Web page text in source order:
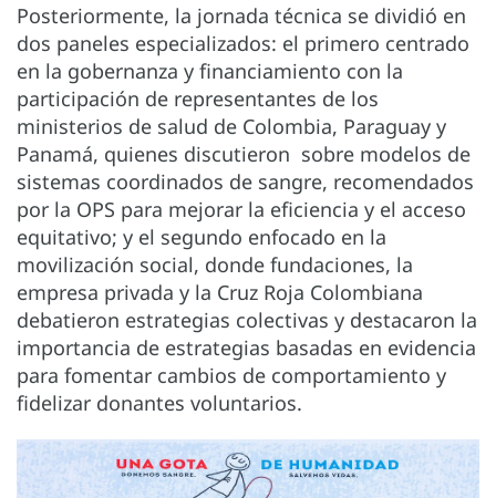
Posteriormente, la jornada técnica se dividió en
dos paneles especializados: el primero centrado
en la gobernanza y financiamiento con la
participación de representantes de los
ministerios de salud de Colombia, Paraguay y
Panamá, quienes discutieron sobre modelos de
sistemas coordinados de sangre, recomendados
por la OPS para mejorar la eficiencia y el acceso
equitativo; y el segundo enfocado en la
movilización social, donde fundaciones, la
empresa privada y la Cruz Roja Colombiana
debatieron estrategias colectivas y destacaron la
importancia de estrategias basadas en evidencia
para fomentar cambios de comportamiento y
fidelizar donantes voluntarios.